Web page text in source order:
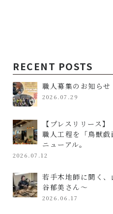
RECENT POSTS
職人募集のお知ら
2026.07.29
【プレスリリース
職人工程を「鳥獣戯
ニューアル。
2026.07.12
若手木地師に聞く
谷郁美さん～
2026.06.17